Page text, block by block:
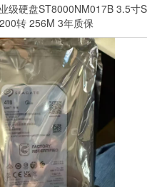
级硬盘ST8000NM017B 3.5寸
转 256M 3年质保